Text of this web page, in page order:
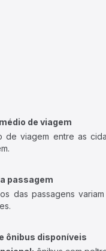
de viagem
de viagem entre as
passagem
das passagens
ônibus disponíveis